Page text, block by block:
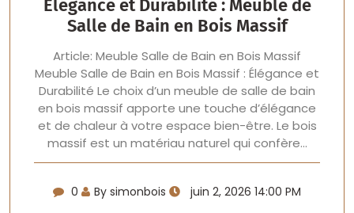
Élégance et Durabilité : Meuble de
Salle de Bain en Bois Massif
Article: Meuble Salle de Bain en Bois Massif
Meuble Salle de Bain en Bois Massif : Élégance et
Durabilité Le choix d’un meuble de salle de bain
en bois massif apporte une touche d’élégance
et de chaleur à votre espace bien-être. Le bois
massif est un matériau naturel qui confère…
0 By simonbois juin 2, 2026 14:00 PM